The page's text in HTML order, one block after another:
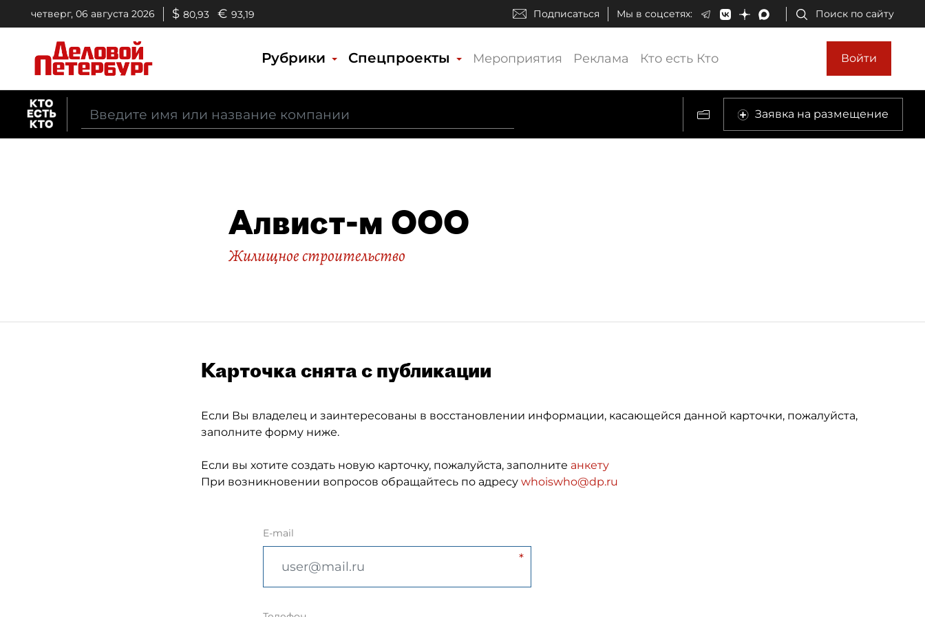
четверг, 06 августа 2026 $ 80,93 € 93,19 Подписаться Мы в соцсетях: Поиск по сайту
Рубрики Спецпроекты Мероприятия Реклама Кто есть Кто Войти
Заявка на размещение
Алвист-м ООО
Жилищное строительство
Карточка снята с публикации
Если Вы владелец и заинтересованы в восстановлении информации, касающейся данной карточки, пожалуйста,
заполните форму ниже.
Если вы хотите создать новую карточку, пожалуйста, заполните анкету
При возникновении вопросов обращайтесь по адресу whoiswho@dp.ru
E-mail